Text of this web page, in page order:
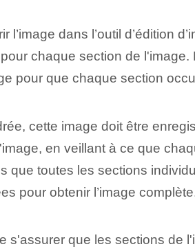
l’image dans l’outil d’édition
chaque section de
pour que chaque section
cette image doit être
en veillant à ce que
que toutes les sections
pour obtenir l’image
s'assurer que les sections de